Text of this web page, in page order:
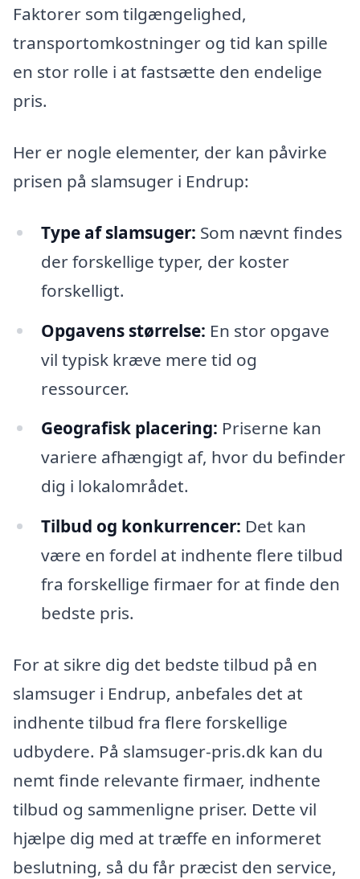
Faktorer som tilgængelighed,
transportomkostninger og tid kan spille
en stor rolle i at fastsætte den endelige
pris.
Her er nogle elementer, der kan påvirke
prisen på slamsuger i Endrup:
Type af slamsuger: Som nævnt findes
der forskellige typer, der koster
forskelligt.
Opgavens størrelse: En stor opgave
vil typisk kræve mere tid og
ressourcer.
Geografisk placering: Priserne kan
variere afhængigt af, hvor du befinder
dig i lokalområdet.
Tilbud og konkurrencer: Det kan
være en fordel at indhente flere tilbud
fra forskellige firmaer for at finde den
bedste pris.
For at sikre dig det bedste tilbud på en
slamsuger i Endrup, anbefales det at
indhente tilbud fra flere forskellige
udbydere. På slamsuger-pris.dk kan du
nemt finde relevante firmaer, indhente
tilbud og sammenligne priser. Dette vil
hjælpe dig med at træffe en informeret
beslutning, så du får præcist den service,